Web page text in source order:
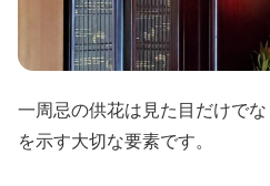
一周忌の供花は見た目だけで
を示す大切な要素です。